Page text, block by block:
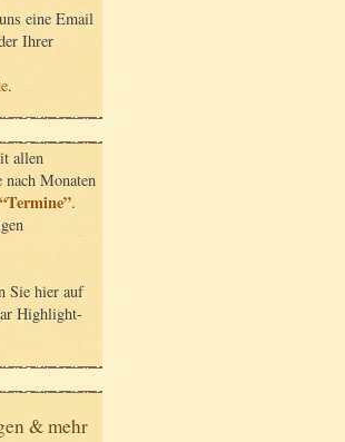
eine Email
Ihrer
.
allen
Monaten
“Termine”.
Sie hier auf
Highlight-
& mehr